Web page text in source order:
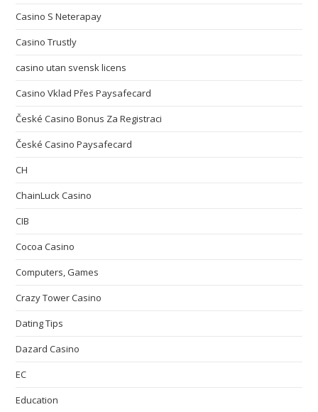
Casino S Neterapay
Casino Trustly
casino utan svensk licens
Casino Vklad Přes Paysafecard
České Casino Bonus Za Registraci
České Casino Paysafecard
CH
ChainLuck Casino
CIB
Cocoa Casino
Computers, Games
Crazy Tower Сasino
Dating Tips
Dazard Casino
EC
Education